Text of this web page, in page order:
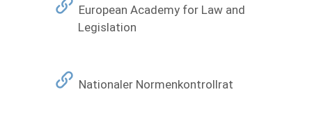
European Academy for Law and
Legislation
Nationaler Normenkontrollrat